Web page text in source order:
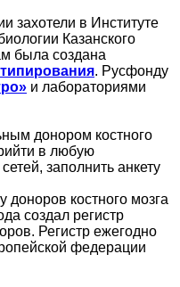
захотели в Институте
Казанского
была создана
. Русфонду
и лабораториями
донором костного
в любую
заполнить анкету
доноров костного мозга
создал регистр
Регистр ежегодно
федерации